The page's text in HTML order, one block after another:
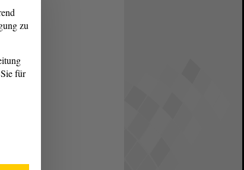
zu
für